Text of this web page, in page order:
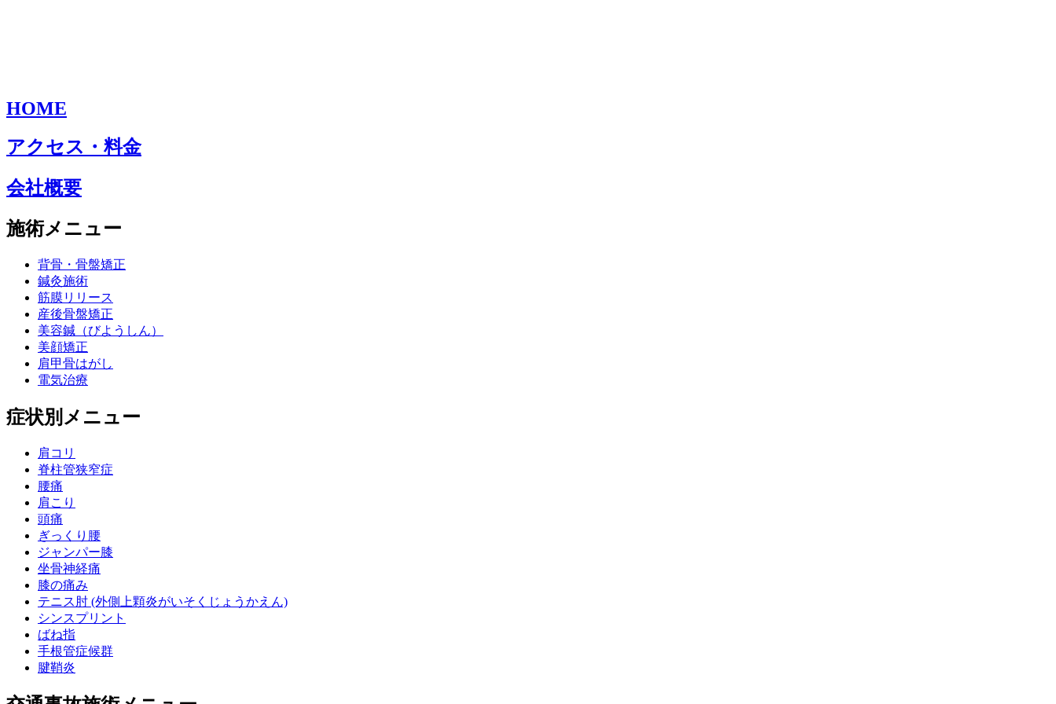
HOME
アクセス・料金
会社概要
施術メニュー
背骨・骨盤矯正
鍼灸施術
筋膜リリース
産後骨盤矯正
美容鍼（びようしん）
美顔矯正
肩甲骨はがし
電気治療
症状別メニュー
肩コリ
脊柱管狭窄症
腰痛
肩こり
頭痛
ぎっくり腰
ジャンパー膝
坐骨神経痛
膝の痛み
テニス肘 (外側上顆炎がいそくじょうかえん)
シンスプリント
ばね指
手根管症候群
腱鞘炎